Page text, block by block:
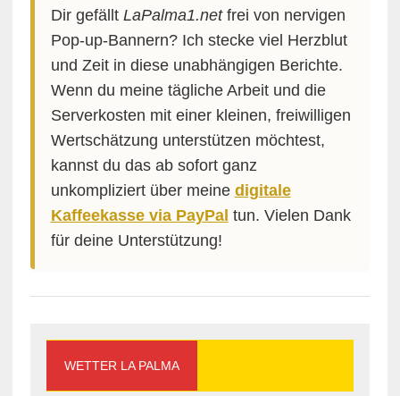
Dir gefällt LaPalma1.netfrei von nervigen
Pop-up-Bannern? Ich stecke viel Herzblut
und Zeit in diese unabhängigen Berichte.
Wenn du meine tägliche Arbeit und die
Serverkosten mit einer kleinen, freiwilligen
Wertschätzung unterstützen möchtest,
kannst du das ab sofort ganz
unkompliziert über meine digitale
Kaffeekasse via PayPal tun. Vielen Dank
für deine Unterstützung!
WETTER LA PALMA